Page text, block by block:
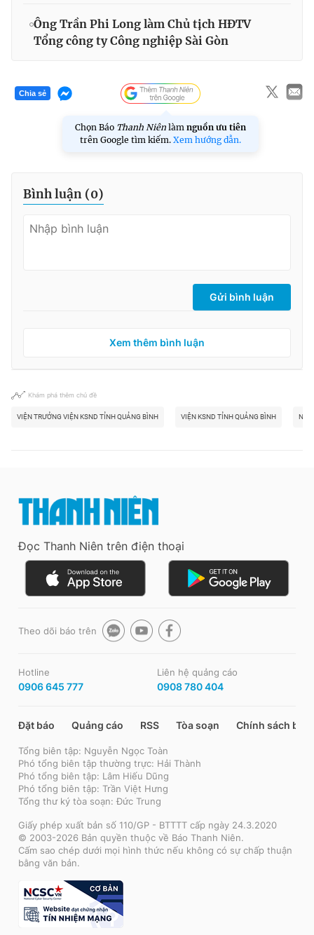
Ông Trần Phi Long làm Chủ tịch HĐTV
Tổng công ty Công nghiệp Sài Gòn
Chia sẻ
Chọn Báo Thanh Niên làm nguồn ưu tiên
trên Google tìm kiếm. Xem hướng dẫn.
Bình luận (0)
Gửi bình luận
Xem thêm bình luận
Khám phá thêm chủ đề
VIỆN TRƯỞNG VIỆN KSND TỈNH QUẢNG BÌNH VIỆN KSND TỈNH QUẢNG BÌNH
Đọc Thanh Niên trên điện thoại
Theo dõi báo trên
Hotline
0906 645 777
Liên hệ quảng cáo
0908 780 404
Đặt báo Quảng cáo RSS Tòa soạn Chính sách bảo
Tổng biên tập: Nguyễn Ngọc Toàn
Phó tổng biên tập thường trực: Hải Thành
Phó tổng biên tập: Lâm Hiếu Dũng
Phó tổng biên tập: Trần Việt Hưng
Tổng thư ký tòa soạn: Đức Trung
Giấy phép xuất bản số 110/GP - BTTTT cấp ngày 24.3.2020
© 2003-2026 Bản quyền thuộc về Báo Thanh Niên.
Cấm sao chép dưới mọi hình thức nếu không có sự chấp thuận
bằng văn bản.